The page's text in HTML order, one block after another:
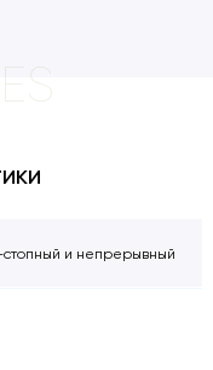
стопный и непрерывный